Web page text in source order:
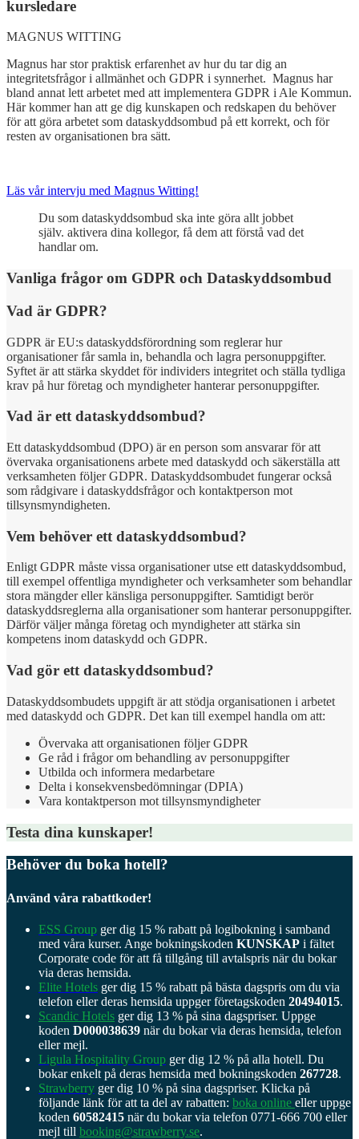
kursledare
MAGNUS WITTING
Magnus har stor praktisk erfarenhet av hur du tar dig an
integritetsfrågor i allmänhet och GDPR i synnerhet. Magnus har
bland annat lett arbetet med att implementera GDPR i Ale Kommun.
Här kommer han att ge dig kunskapen och redskapen du behöver
för att göra arbetet som dataskyddsombud på ett korrekt, och för
resten av organisationen bra sätt.
Läs vår intervju med Magnus Witting!
Du som dataskyddsombud ska inte göra allt jobbet
själv. aktivera dina kollegor, få dem att förstå vad det
handlar om.
Vanliga frågor om GDPR och Dataskyddsombud
Vad är GDPR?
GDPR är EU:s dataskyddsförordning som reglerar hur
organisationer får samla in, behandla och lagra personuppgifter.
Syftet är att stärka skyddet för individers integritet och ställa tydliga
krav på hur företag och myndigheter hanterar personuppgifter.
Vad är ett dataskyddsombud?
Ett dataskyddsombud (DPO) är en person som ansvarar för att
övervaka organisationens arbete med dataskydd och säkerställa att
verksamheten följer GDPR. Dataskyddsombudet fungerar också
som rådgivare i dataskyddsfrågor och kontaktperson mot
tillsynsmyndigheten.
Vem behöver ett dataskyddsombud?
Enligt GDPR måste vissa organisationer utse ett dataskyddsombud,
till exempel offentliga myndigheter och verksamheter som behandlar
stora mängder eller känsliga personuppgifter. Samtidigt berör
dataskyddsreglerna alla organisationer som hanterar personuppgifter.
Därför väljer många företag och myndigheter att stärka sin
kompetens inom dataskydd och GDPR.
Vad gör ett dataskyddsombud?
Dataskyddsombudets uppgift är att stödja organisationen i arbetet
med dataskydd och GDPR. Det kan till exempel handla om att:
Övervaka att organisationen följer GDPR
Ge råd i frågor om behandling av personuppgifter
Utbilda och informera medarbetare
Delta i konsekvensbedömningar (DPIA)
Vara kontaktperson mot tillsynsmyndigheter
Testa dina kunskaper!
Behöver du boka hotell?
Använd våra rabattkoder!
ESS Group ger dig 15 % rabatt på logibokning i samband
med våra kurser. Ange bokningskoden KUNSKAP i fältet
Corporate code för att få tillgång till avtalspris när du bokar
via deras hemsida.
Elite Hotels ger dig 15 % rabatt på bästa dagspris om du via
telefon eller deras hemsida uppger företagskoden 20494015.
Scandic Hotels ger dig 13 % på sina dagspriser. Uppge
koden D000038639 när du bokar via deras hemsida, telefon
eller mejl.
Ligula Hospitality Group ger dig 12 % på alla hotell. Du
bokar enkelt på deras hemsida med bokningskoden 267728.
Strawberry ger dig 10 % på sina dagspriser. Klicka på
följande länk för att ta del av rabatten: boka online eller uppge
koden 60582415 när du bokar via telefon 0771-666 700 eller
mejl till booking@strawberry.se.